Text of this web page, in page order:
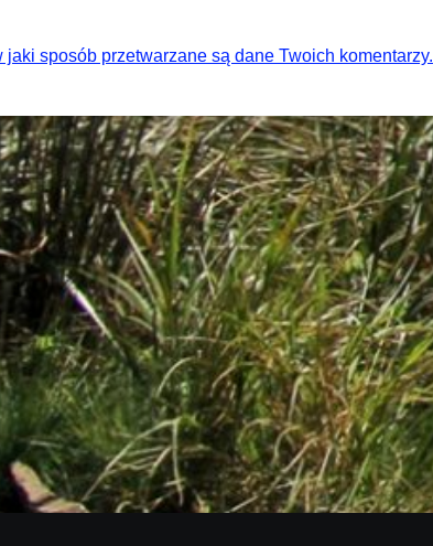
jaki sposób przetwarzane są dane Twoich komentarzy.